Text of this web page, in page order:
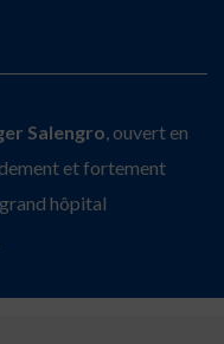
Salengro, ouvert en
et fortement
hôpital